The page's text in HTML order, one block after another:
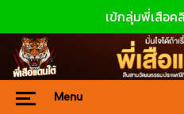
เข้กลุ่มพี่เสือค
Menu